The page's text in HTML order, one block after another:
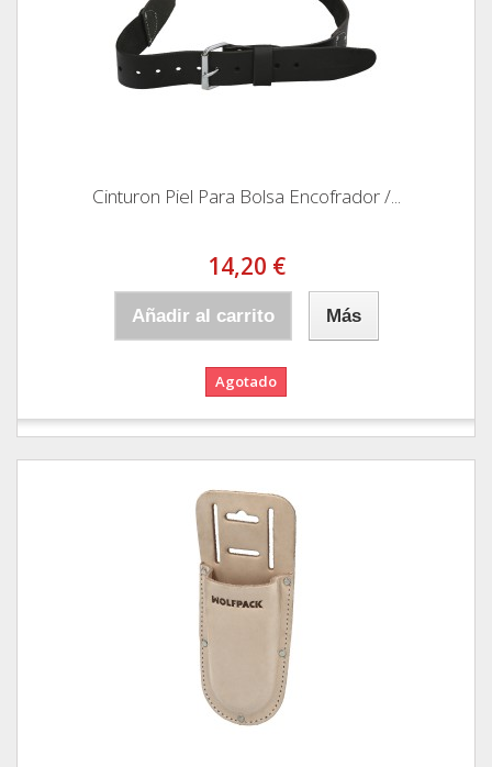
Cinturon Piel Para Bolsa Encofrador /...
14,20 €
Añadir al carrito Más
Agotado